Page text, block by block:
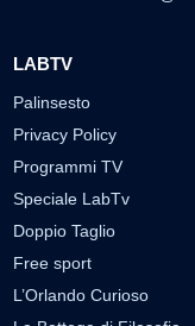
LABTV
Palinsesto
Privacy Policy
Programmi TV
Speciale LabTv
Doppio Taglio
Free sport
L’Orlando Curioso